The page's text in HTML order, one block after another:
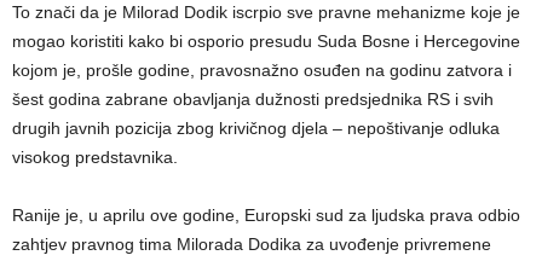
To znači da je Milorad Dodik iscrpio sve pravne mehanizme koje je
mogao koristiti kako bi osporio presudu Suda Bosne i Hercegovine
kojom je, prošle godine, pravosnažno osuđen na godinu zatvora i
šest godina zabrane obavljanja dužnosti predsjednika RS i svih
drugih javnih pozicija zbog krivičnog djela – nepoštivanje odluka
visokog predstavnika.
Ranije je, u aprilu ove godine, Europski sud za ljudska prava odbio
zahtjev pravnog tima Milorada Dodika za uvođenje privremene